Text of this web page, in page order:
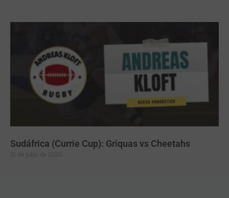
Sudáfrica (Currie Cup): Griquas vs Cheetahs